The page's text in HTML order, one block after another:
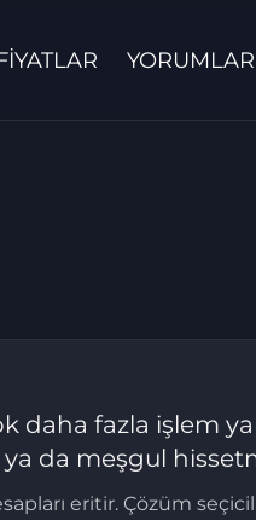
YORUMLAR
daha fazla işlem
ya da meşgul
eritir. Çözüm